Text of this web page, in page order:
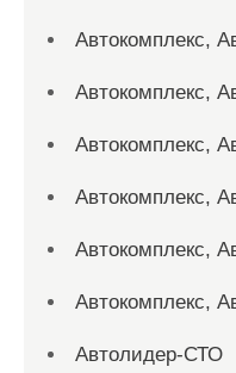
Автокомплекс,
Автокомплекс,
Автокомплекс,
Автокомплекс,
Автокомплекс,
Автокомплекс,
Автолидер-СТО